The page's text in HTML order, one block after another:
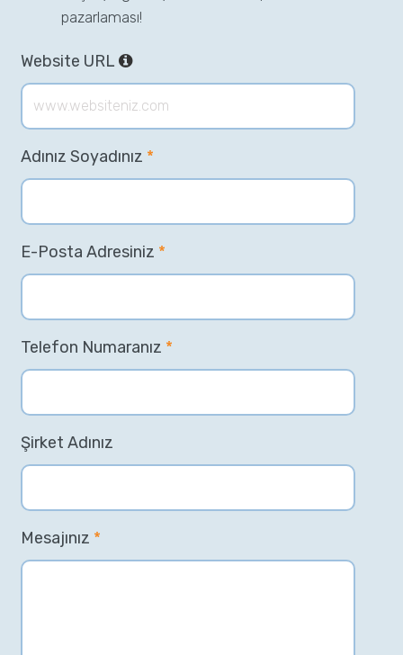
pazarlaması!
Website URL
Adınız Soyadınız *
E-Posta Adresiniz *
Telefon Numaranız *
Şirket Adınız
Mesajınız *